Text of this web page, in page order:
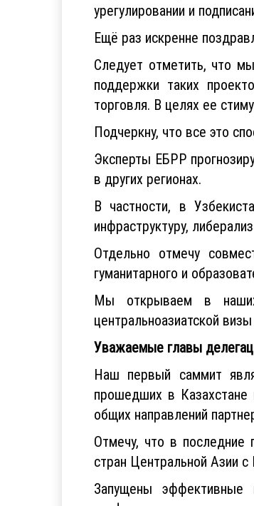
урегулировании и
Ещё раз искренне
Следует отметить, что
поддержки таких
торговля. В целях ее
Подчеркну, что все это
Эксперты ЕБРР
в других регионах.
В частности, в
инфраструктуру,
Отдельно отмечу
гуманитарного и
Мы открываем в наших
центральноазиатской
Уважаемые главы
Наш первый саммит
прошедших в Казахстане
общих направлений
Отмечу, что в последние
стран Центральной Азии
Запущены эффективные